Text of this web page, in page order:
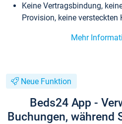
Keine Vertragsbindung,
Provision, keine versteckten
Mehr
Neue Funktion
Beds24 App -
Buchungen, während